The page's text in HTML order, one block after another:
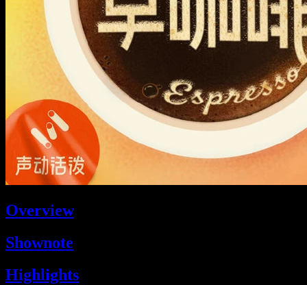
Overview
Shownote
Highlights